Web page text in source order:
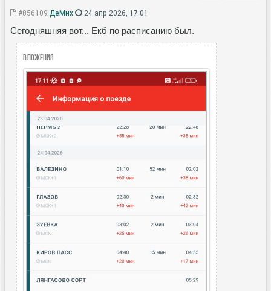
#856109 ДеМих 24 апр 2026, 17:01
Сегодняшняя вот... Екб по расписанию был.
Вложения